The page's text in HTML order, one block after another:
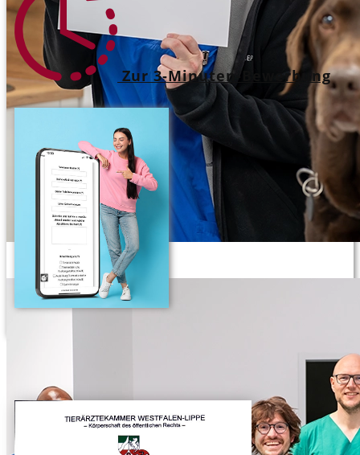
Zur 3-Minuten-Bewerbung